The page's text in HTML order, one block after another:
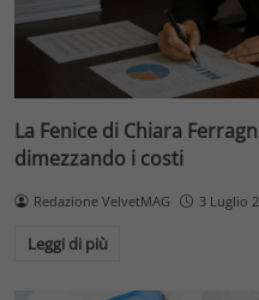
La Fenice di Chiara
dimezzando i costi
Redazione VelvetMAG 3 Luglio
Leggi di più